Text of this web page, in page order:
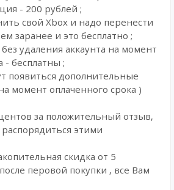
- 200 рублей ;
свой Xbox и надо перенести
заранее и это бесплатно ;
удаления аккаунта на момент
- бесплатны ;
появиться дополнительные
момент оплаченного срока )
за положительный отзыв,
этими
скидка от 5
перовой покупки , все Вам